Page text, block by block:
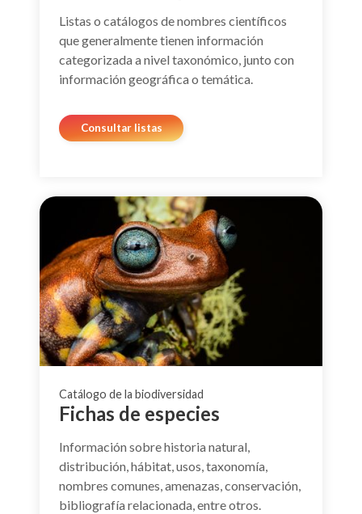
Listas o catálogos de nombres científicos
que generalmente tienen información
categorizada a nivel taxonómico, junto con
información geográfica o temática.
Consultar listas
Catálogo de la biodiversidad
Fichas de especies
Información sobre historia natural,
distribución, hábitat, usos, taxonomía,
nombres comunes, amenazas, conservación,
bibliografía relacionada, entre otros.